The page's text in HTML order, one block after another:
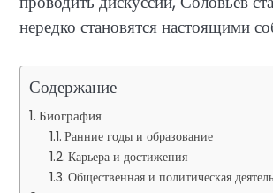
нередко становятся настоящими
Содержание
Биография
Ранние годы и образование
Карьера и достижения
Общественная и политическая